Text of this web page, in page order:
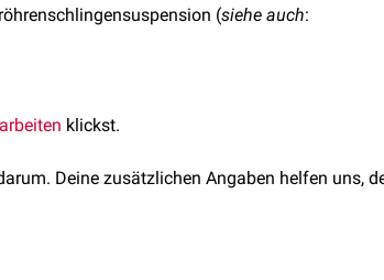
(siehe auch:
klickst.
Deine zusätzlichen Angaben helfen uns,